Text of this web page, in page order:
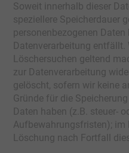
Soweit innerhalb dieser
speziellere Speicherdauer
personenbezogenen
Datenverarbeitung entfällt.
Löschersuchen geltend
zur Datenverarbeitung
gelöscht, sofern wir keine
Gründe für die
Daten haben (z.B. steuer-
Aufbewahrungsfristen);
Löschung nach Fortfall